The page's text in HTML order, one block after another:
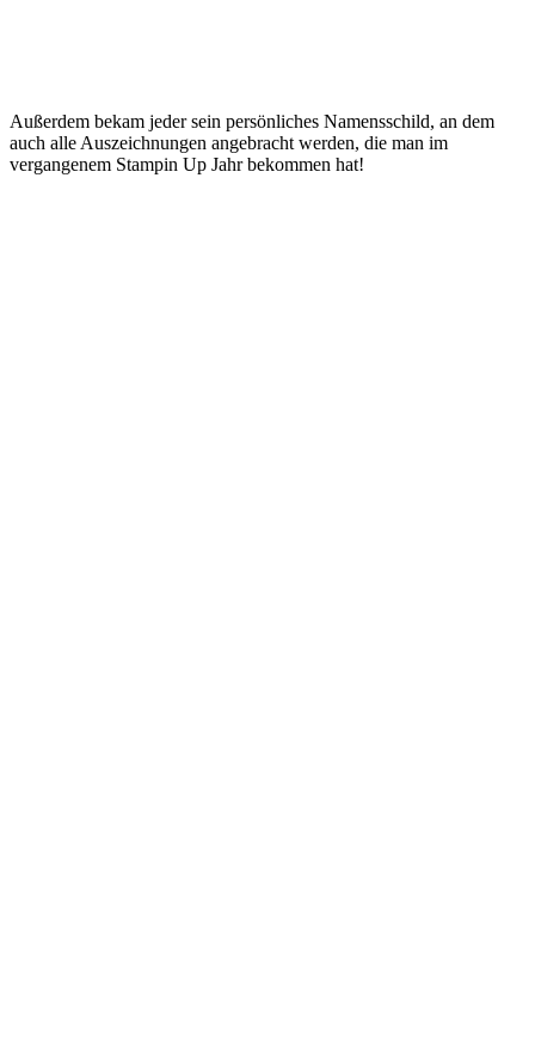
Außerdem bekam jeder sein persönliches Namensschild, an dem
auch alle Auszeichnungen angebracht werden, die man im
vergangenem Stampin Up Jahr bekommen hat!